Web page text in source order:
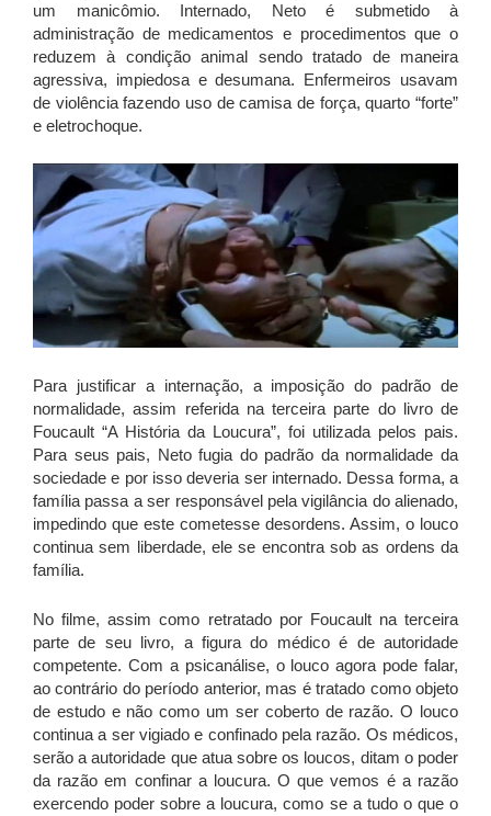
um manicômio. Internado, Neto é submetido à
administração de medicamentos e procedimentos que o
reduzem à condição animal sendo tratado de maneira
agressiva, impiedosa e desumana. Enfermeiros usavam
de violência fazendo uso de camisa de força, quarto “forte”
e eletrochoque.
Para justificar a internação, a imposição do padrão de
normalidade, assim referida na terceira parte do livro de
Foucault “A História da Loucura”, foi utilizada pelos pais.
Para seus pais, Neto fugia do padrão da normalidade da
sociedade e por isso deveria ser internado. Dessa forma, a
família passa a ser responsável pela vigilância do alienado,
impedindo que este cometesse desordens. Assim, o louco
continua sem liberdade, ele se encontra sob as ordens da
família.
No filme, assim como retratado por Foucault na terceira
parte de seu livro, a figura do médico é de autoridade
competente. Com a psicanálise, o louco agora pode falar,
ao contrário do período anterior, mas é tratado como objeto
de estudo e não como um ser coberto de razão. O louco
continua a ser vigiado e confinado pela razão. Os médicos,
serão a autoridade que atua sobre os loucos, ditam o poder
da razão em confinar a loucura. O que vemos é a razão
exercendo poder sobre a loucura, como se a tudo o que o